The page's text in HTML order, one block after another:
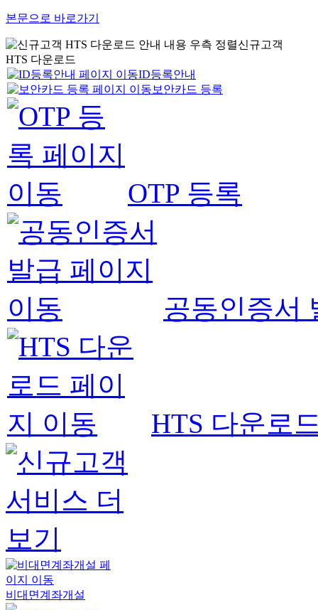
본문으로 바로가기
신규고객
HTS 다운로드
ID등록안내
보안카드 등록
OTP 등록
공동인증서
HTS 다운로
비대면계좌개설